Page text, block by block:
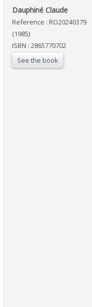
‎Dauphiné Claude‎
Reference : RO20240379
(1985)
ISBN : 2865770702
See the book